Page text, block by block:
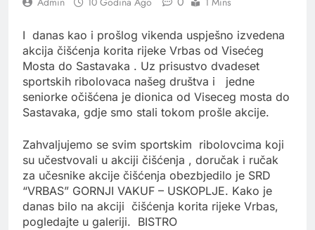
I danas kao i prošlog vikenda uspješno izvedena
akcija čišćenja korita rijeke Vrbas od Visećeg
Mosta do Sastavaka . Uz prisustvo dvadeset
sportskih ribolovaca našeg društva i jedne
seniorke očišćena je dionica od Viseceg mosta do
Sastavaka, gdje smo stali tokom prošle akcije.
Zahvaljujemo se svim sportskim ribolovcima koji
su učestvovali u akciji čišćenja , doručak i ručak
za učesnike akcije čišćenja obezbjedilo je SRD
“VRBAS” GORNJI VAKUF – USKOPLJE. Kako je
danas bilo na akciji čišćenja korita rijeke Vrbas,
pogledajte u galeriji. BISTRO